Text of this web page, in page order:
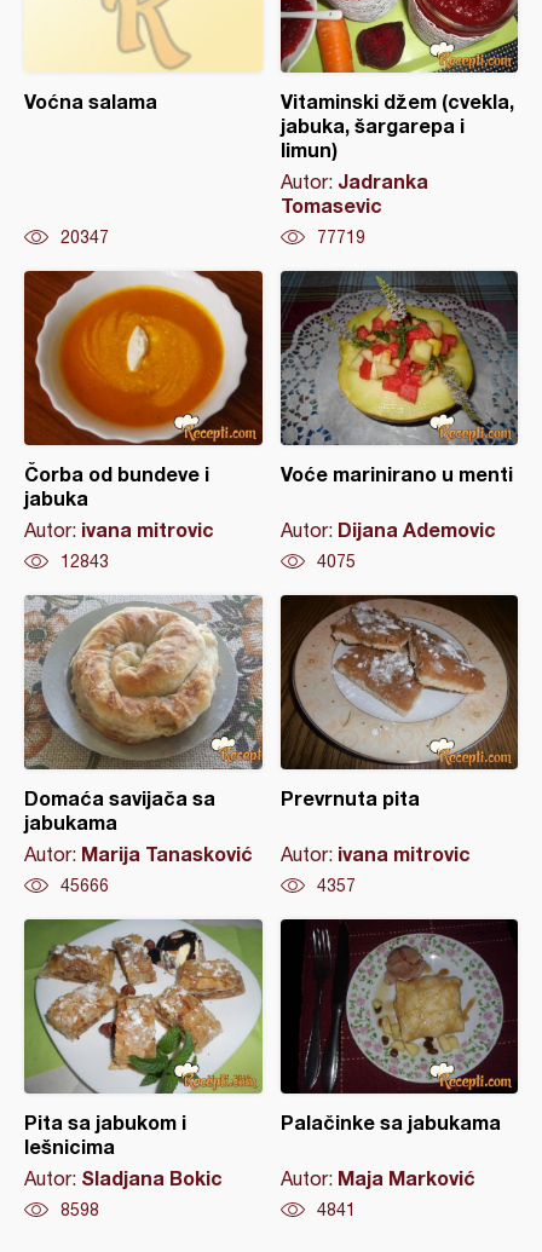
Voćna salama
20347
Vitaminski džem (cvekla,
jabuka, šargarepa i
limun)
Autor: Jadranka
Tomasevic
77719
Čorba od bundeve i
jabuka
Autor: ivana mitrovic
12843
Voće marinirano u menti
Autor: Dijana Ademovic
4075
Domaća savijača sa
jabukama
Autor: Marija Tanasković
45666
Prevrnuta pita
Autor: ivana mitrovic
4357
Pita sa jabukom i
lešnicima
Autor: Sladjana Bokic
8598
Palačinke sa jabukama
Autor: Maja Marković
4841